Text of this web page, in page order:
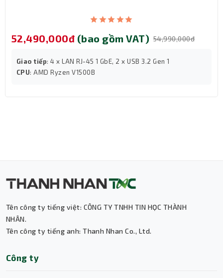
52,490,000đ (bao gồm VAT) 54,990,000đ
Giao tiếp: 4 x LAN RJ-45 1 GbE, 2 x USB 3.2 Gen 1
CPU: AMD Ryzen V1500B
Tên công ty tiếng việt: CÔNG TY TNHH TIN HỌC THÀNH
NHÂN.
Tên công ty tiếng anh: Thanh Nhan Co., Ltd.
Công ty